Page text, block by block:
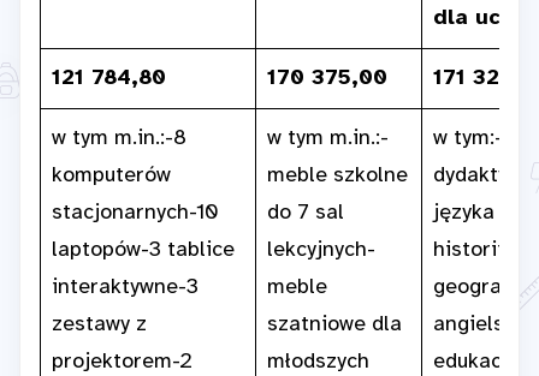
dla
121 784,80 170 375,00 171
w tym m.in.:-8
komputerów
stacjonarnych-10
laptopów-3 tablice
interaktywne-3
zestawy z
projektorem-2
w tym m.in.:-
meble szkolne
do 7 sal
lekcyjnych-
meble
szatniowe dla
młodszych
w tym:–
języka
historii,
geografii,
edukacji